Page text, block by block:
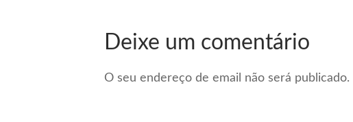
Deixe um comentário
O seu endereço de email não será publicado.